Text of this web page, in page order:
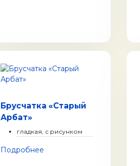
Брусчатка «Старый
Арбат»
гладкая, с рисунком
Подробнее